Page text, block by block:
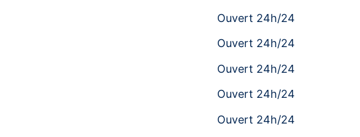
Ouvert 24h/24
Ouvert 24h/24
Ouvert 24h/24
Ouvert 24h/24
Ouvert 24h/24